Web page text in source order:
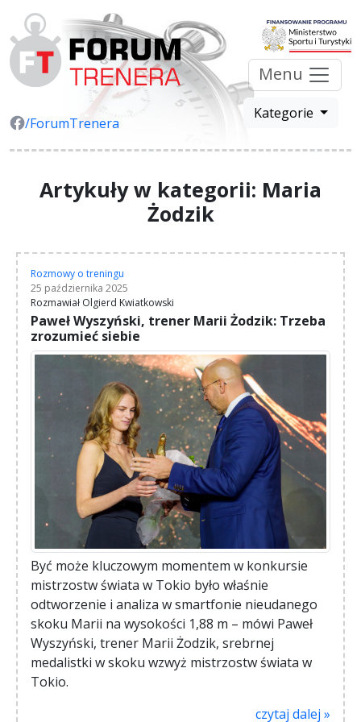
/ForumTrenera
Menu
Kategorie
Artykuły w kategorii: Maria
Żodzik
Rozmowy o treningu
25 października 2025
Rozmawiał Olgierd Kwiatkowski
Paweł Wyszyński, trener Marii Żodzik: Trzeba
zrozumieć siebie
Być może kluczowym momentem w konkursie
mistrzostw świata w Tokio było właśnie
odtworzenie i analiza w smartfonie nieudanego
skoku Marii na wysokości 1,88 m – mówi Paweł
Wyszyński, trener Marii Żodzik, srebrnej
medalistki w skoku wzwyż mistrzostw świata w
Tokio.
czytaj dalej »